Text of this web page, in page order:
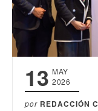
13 MAY
2026
por REDACCIÓN C